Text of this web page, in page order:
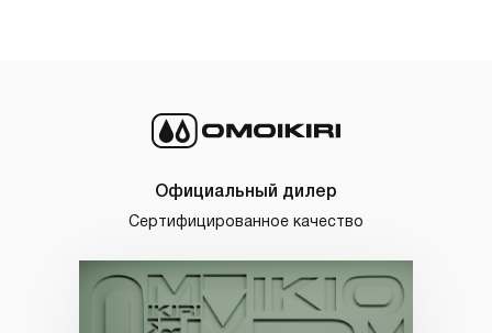
Официальный дилер
Сертифицированное качество